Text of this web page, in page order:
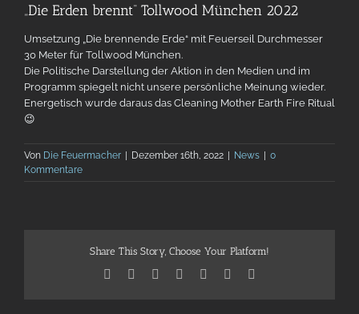
„Die Erden brennt“ Tollwood München 2022
Umsetzung „Die brennende Erde“ mit Feuerseil Durchmesser
30 Meter für Tollwood München.
Die Politische Darstellung der Aktion in den Medien und im
Programm spiegelt nicht unsere persönliche Meinung wieder.
Energetisch wurde daraus das Cleaning Mother Earth Fire Ritual
😉
Von Die Feuermacher | Dezember 16th, 2022 | News | 0
Kommentare
Share This Story, Choose Your Platform!
Facebook Reddit LinkedInTelegram
Tumblr